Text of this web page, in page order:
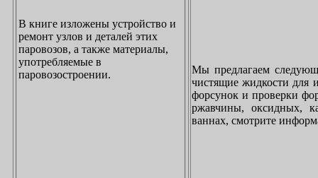
В книге изложены устройство и
ремонт узлов и деталей этих
паровозов, а также материалы,
употребляемые в
паровозостроении.
Мы предлагаем
чистящие жидкости для
форсунок и проверки
ржавчины, оксидных,
ваннах, смотрите